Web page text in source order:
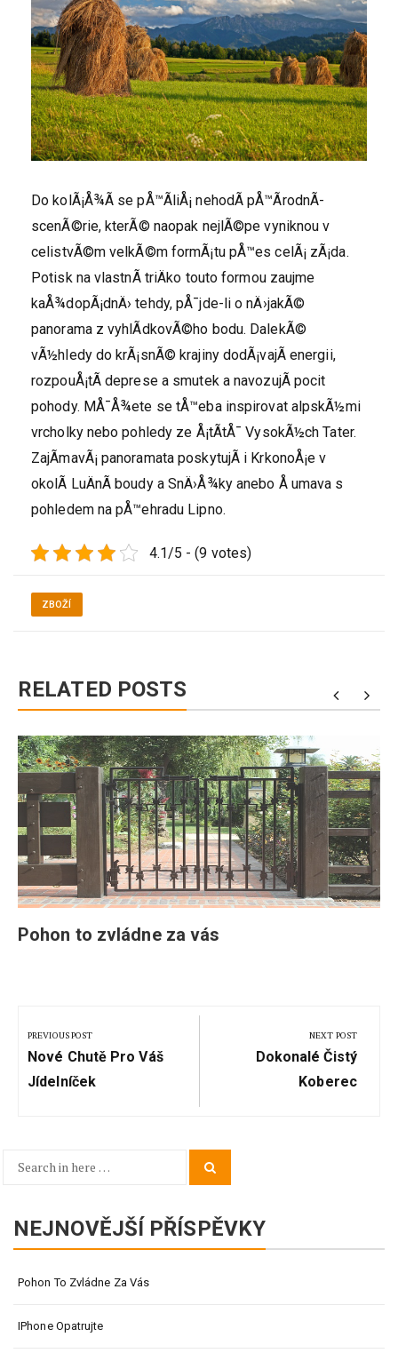
Do kolÃ¡Å¾Ã­ se pÅ™Ã­liÅ¡ nehodÃ­ pÅ™Ã­rodnÃ­
scenÃ©rie, kterÃ© naopak nejlÃ©pe vyniknou v
celistvÃ©m velkÃ©m formÃ¡tu pÅ™es celÃ¡ zÃ¡da.
Potisk na vlastnÃ­ triÄko touto formou zaujme
kaÅ¾dopÃ¡dnÄ› tehdy, pÅ¯jde-li o nÄ›jakÃ©
panorama z vyhlÃ­dkovÃ©ho bodu. DalekÃ©
vÃ½hledy do krÃ¡snÃ© krajiny dodÃ¡vajÃ­ energii,
rozpouÅ¡tÃ­ deprese a smutek a navozujÃ­ pocit
pohody. MÅ¯Å¾ete se tÅ™eba inspirovat alpskÃ½mi
vrcholky nebo pohledy ze Å¡tÃ­tÅ¯ VysokÃ½ch Tater.
ZajÃ­mavÃ¡ panoramata poskytujÃ­ i KrkonoÅ¡e v
okolÃ­ LuÄnÃ­ boudy a SnÄ›Å¾ky anebo Å umava s
pohledem na pÅ™ehradu Lipno.
4.1/5 - (9 votes)
ZBOŽÍ
RELATED POSTS
Pohon to zvládne za vás
pro
příspěvek
PREVIOUS POST
Previous
Post:
Nové Chutě Pro Váš
Jídelníček
NEXT POST
Next
Dokonalé Čistý
Koberec
Search
NEJNOVĚJŠÍ PŘÍSPĚVKY
Pohon To Zvládne Za Vás
IPhone Opatrujte